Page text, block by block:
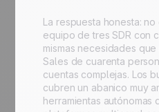
La respuesta honesta:
equipo de tres SDR con
mismas necesidades
Sales de cuarenta
cuentas complejas. Los
cubren un abanico muy
herramientas autónomas